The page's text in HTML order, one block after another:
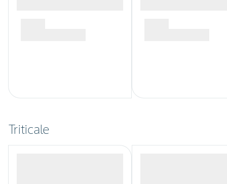
Triticale